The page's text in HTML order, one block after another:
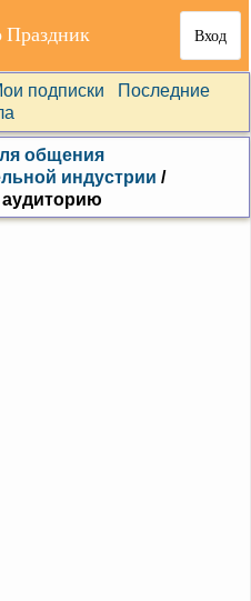
Вход
Праздник
подписки
Последние
общения
индустрии /
аудиторию